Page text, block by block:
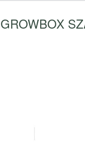
GROWBOX